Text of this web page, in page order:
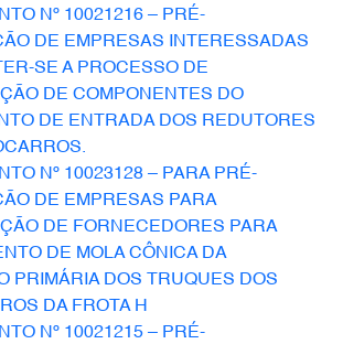
Nº 10021216 – PRÉ-
DE EMPRESAS INTERESSADAS
SE A PROCESSO DE
DE COMPONENTES DO
DE ENTRADA DOS REDUTORES
Nº 10023128 – PARA PRÉ-
DE EMPRESAS PARA
DE FORNECEDORES PARA
DE MOLA CÔNICA DA
PRIMÁRIA DOS TRUQUES DOS
DA FROTA H
Nº 10021215 – PRÉ-